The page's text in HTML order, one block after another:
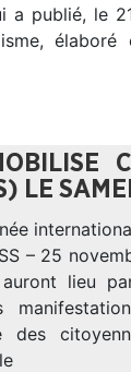
a publié, le
élaboré
LE
– 25
lieu
des